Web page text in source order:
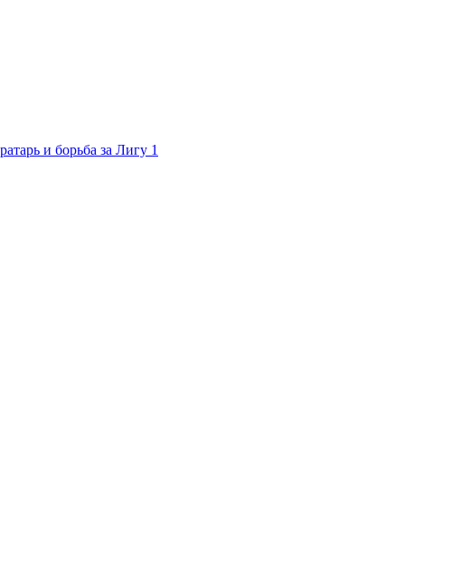
и борьба за Лигу 1